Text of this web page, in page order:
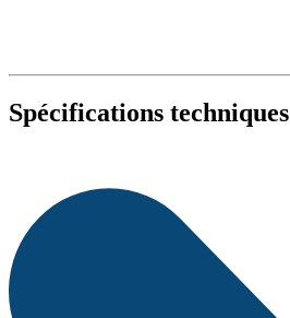
Spécifications techniques